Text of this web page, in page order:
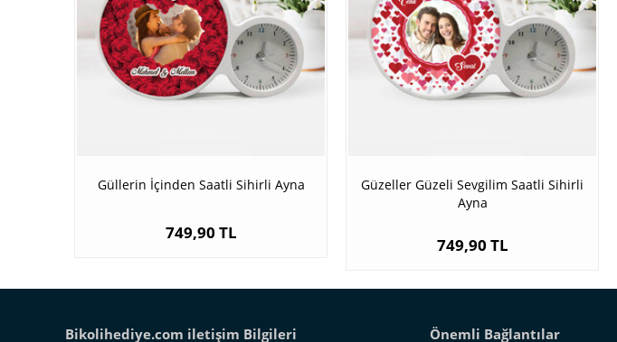
Güllerin İçinden Saatli Sihirli Ayna
749,90 TL
Güzeller Güzeli Sevgilim Saatli Sihirli
Ayna
749,90 TL
Bikolihediye.com iletişim Bilgileri Önemli Bağlantılar